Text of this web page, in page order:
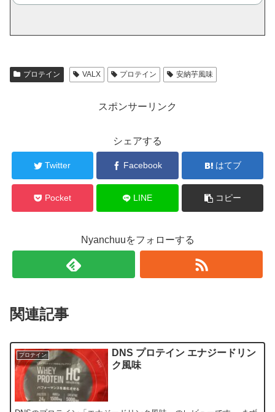
入
プロテイン VALX プロテイン 安納芋風味
スポンサーリンク
シェアする
Twitter Facebook はてブ
Pocket LINE コピー
Nyanchuuをフォローする
関連記事
プロテイン
DNS プロテイン エナジードリン
ク風味